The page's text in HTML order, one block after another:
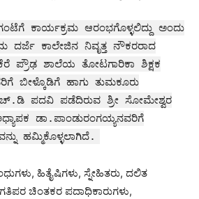
ಕಾರ್ಯಕ್ರಮ ಆರಂಭಗೊಳ್ಳಲಿದ್ದು ಅಂದು
ದರ್ಜೆ ಕಾಲೇಜಿನ ನಿವೃತ್ತ ನೌಕರರಾದ
ಪ್ರೌಢ ಶಾಲೆಯ ತೋಟಗಾರಿಕಾ ಶಿಕ್ಷಕ
ಬೀಳ್ಕೊಡಿಗೆ ಹಾಗು ತುಮಕೂರು
ಪದವಿ ಪಡೆದಿರುವ ಶ್ರೀ ಸೋಮೇಶ್ವರ
ಡಾ.ಪಾಂಡುರಂಗಯ್ಯನವರಿಗೆ
ಹಮ್ಮಿಕೊಳ್ಳಲಾಗಿದೆ.
ಹಿತೈಷಿಗಳು, ಸ್ನೇಹಿತರು, ದಲಿತ
ಚಿಂತಕರ ಪದಾಧಿಕಾರುಗಳು,